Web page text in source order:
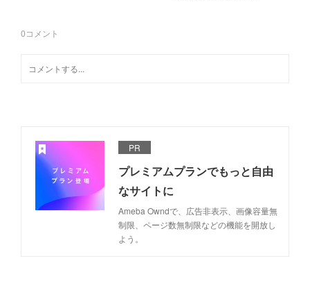
0コメント
PR
プレミアムプランでもっと自由
なサイトに
Ameba Owndで、広告非表示、画像容量無
制限、ページ数無制限などの機能を開放し
よう。